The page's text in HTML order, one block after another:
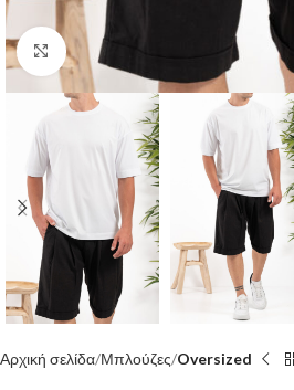
Κλικ για μεγέθυνση
Αρχική σελίδα Μπλούζες Oversized